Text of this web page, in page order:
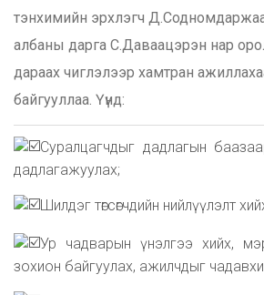
тэнхимийн эрхлэгч
албаны дарга С.Даваацэрэн нар
дараах чиглэлээр хамтран
байгууллаа. Үүнд:
Суралцагчдыг дадлагын
дадлагажуулах;
Шилдэг төгсөгчдийн нийлүүлэлт
Ур чадварын үнэлгээ хийх,
зохион байгуулах, ажилчдыг